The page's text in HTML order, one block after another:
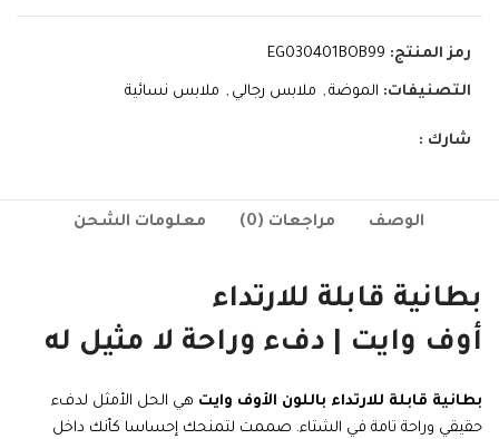
رمز المنتج: EG030401BOB99
التصنيفات: الموضة , ملابس رجالي , ملابس نسائية
شارك :
الوصف مراجعات (0) معلومات الشحن
بطانية قابلة للارتداء
أوف وايت | دفء وراحة لا مثيل له
بطانية قابلة للارتداء باللون الأوف وايت هي الحل الأمثل لدفء
حقيقي وراحة تامة في الشتاء. صممت لتمنحك إحساسا كأنك داخل